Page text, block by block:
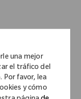
una mejor
el tráfico del
Por favor, lea
y cómo